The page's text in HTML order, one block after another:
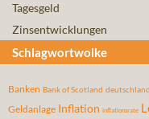
Tagesgeld
Zinsentwicklungen
Schlagwortwolke
Banken Bank of Scotland deutschland
Geldanlage Inflation inflationsrate